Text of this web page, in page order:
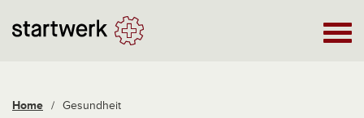
Home / Gesundheit